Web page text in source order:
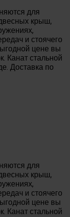
для
крыш,
и стоячего
цене вы
Канат стальной
Доставка по
для
крыш,
и стоячего
цене вы
Канат стальной